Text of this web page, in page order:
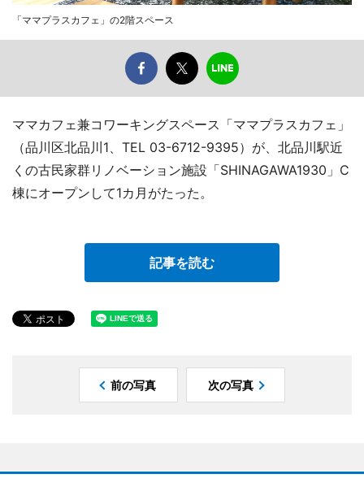
「ママプラスカフェ」の2階スペース
ママカフェ兼コワーキングスペース「ママプラスカフェ」
（品川区北品川1、TEL 03-6712-9395）が、北品川駅近
くの古民家群リノベーション施設「SHINAGAWA1930」C
棟にオープンして1カ月がたった。
記事を読む
前の写真 次の写真